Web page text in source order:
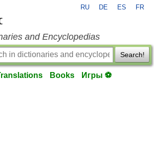
RU DE ES FR
and Encyclopedias
Search!
Books Игры ⚽